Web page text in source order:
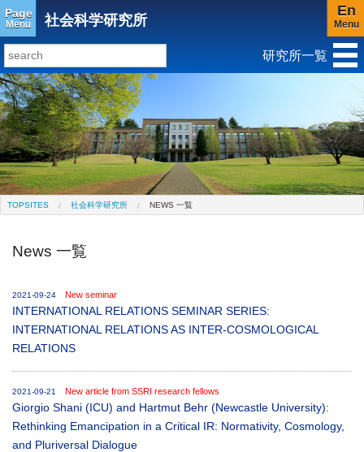
Page
Menu 社会科学研究所
En
Menu
研究所トップ 教育研究所
キリスト教と文化研究所 アジア文化研究所
平和研究所 ジェンダー研究センター
研究所一覧
TOPSITES 社会科学研究所 NEWS 一覧
News 一覧
2021-09-24 New seminar
INTERNATIONAL RELATIONS SEMINAR SERIES:
INTERNATIONAL RELATIONS AS INTER-COSMOLOGICAL
RELATIONS
2021-09-21 New article from SSRI research fellows
Giorgio Shani (ICU) and Hartmut Behr (Newcastle University):
Rethinking Emancipation in a Critical IR: Normativity, Cosmology,
and Pluriversal Dialogue